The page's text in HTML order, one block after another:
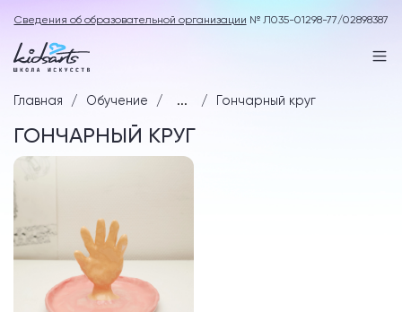
Сведения об образовательной организации № Л035-01298-77/02898387
Главная Обучение ... Гончарный круг
ГОНЧАРНЫЙ КРУГ